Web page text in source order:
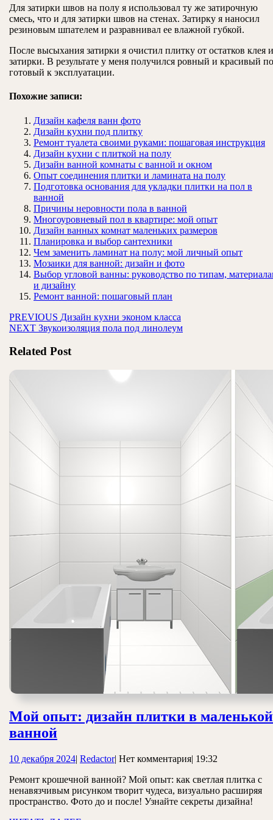
Для затирки швов на полу я использовал ту же затирочную
смесь, что и для затирки швов на стенах. Затирку я наносил
резиновым шпателем и разравнивал ее влажной губкой.
После высыхания затирки я очистил плитку от остатков клея и
затирки. В результате у меня получился ровный и красивый
готовый к эксплуатации.
Похожие записи:
Дизайн кафеля ванн фото
Дизайн кухни под плитку
Ремонт туалета своими руками: пошаговая инструкция
Дизайн кухни с плиткой на полу
Дизайн ванной комнаты с ванной и окном
Опыт соединения плитки и ламината на полу
Подготовка основания для укладки плитки на пол в
ванной
Причины неровности пола в ванной
Многоуровневый пол в квартире: мой опыт
Дизайн ванных комнат маленьких размеров
Планировка и выбор сантехники
Чем заменить ламинат на полу: мой личный опыт
Мозаики для ванной: дизайн и фото
Выбор угловой ванны: руководство по типам,
и дизайну
Ремонт ванной: пошаговый план
Навигация
по
записям
PREVIOUS Предыдущая
запись:
Дизайн кухни эконом класса
NEXT Следующая
Звукоизоляция пола под линолеум
Related Post
Мой опыт: дизайн плитки в маленькой
ваннойМой
дизайн
плитки
в
10 декабря 202410
2024
| RedactorRedactor
| Нет комментария| 19:32
Ремонт крошечной ванной? Мой опыт: как светлая плитка с
ненавязчивым рисунком творит чудеса, визуально расширяя
пространство. Фото до и после! Узнайте секреты дизайна!